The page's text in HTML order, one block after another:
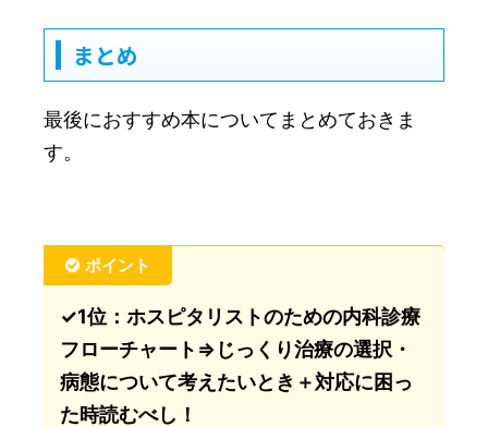
まとめ
最後におすすめ本についてまとめておきま
す。
ポイント
✓1位：ホスピタリストのための内科診療
フローチャート⇒じっくり治療の選択・
病態について考えたいとき＋対応に困っ
た時読むべし！